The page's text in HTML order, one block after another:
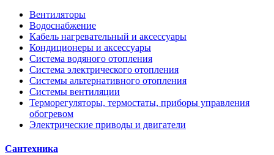
Вентиляторы
Водоснабжение
Кабель нагревательный и аксессуары
Кондиционеры и аксессуары
Система водяного отопления
Система электрического отопления
Системы альтернативного отопления
Системы вентиляции
Терморегуляторы, термостаты, приборы управления
обогревом
Электрические приводы и двигатели
Сантехника